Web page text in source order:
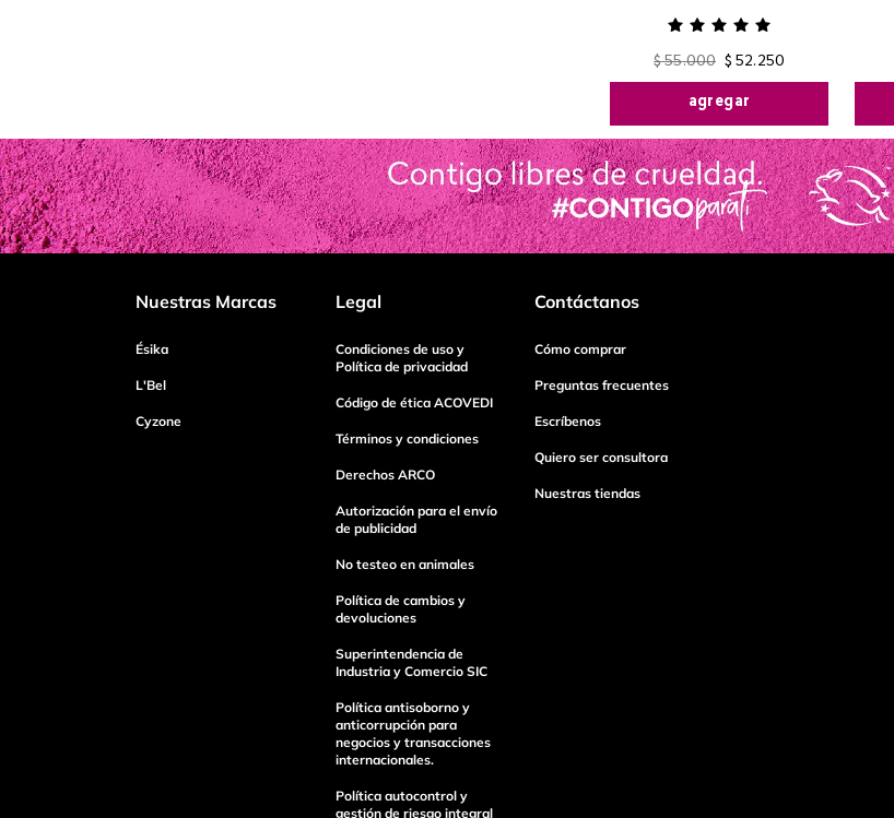
$ 55.000 $ 52. 250
agregar
Nuestras Marcas
Ésika
L'Bel
Cyzone
Legal
Condiciones de uso y
Política de privacidad
Código de ética ACOVEDI
Términos y condiciones
Derechos ARCO
Autorización para el envío
de publicidad
No testeo en animales
Política de cambios y
devoluciones
Superintendencia de
Industria y Comercio SIC
Política antisoborno y
anticorrupción para
negocios y transacciones
internacionales.
Política autocontrol y
gestión de riesgo integral
Contáctanos
Cómo comprar
Preguntas frecuentes
Escríbenos
Quiero ser consultora
Nuestras tiendas